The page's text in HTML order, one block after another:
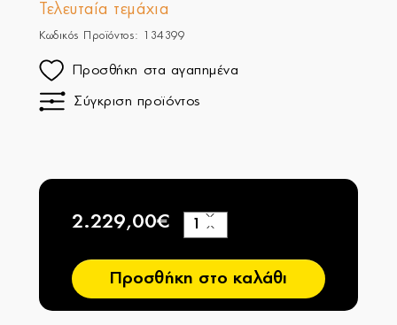
Τελευταία τεμάχια
Κωδικός Προϊόντος: 134399
Προσθήκη στα αγαπημένα
Σύγκριση προϊόντος
2.229,00€
−
+
Προσθήκη στο καλάθι